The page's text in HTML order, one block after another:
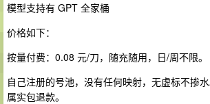
模型支持有 GPT 全家桶
价格如下：
按量付费：0.08 元/刀，随充随用，日/周不限。
自己注册的号池，没有任何映射，无虚标不掺水
属实包退款。